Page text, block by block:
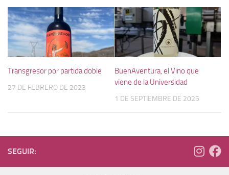
Transgresor por partida doble
27 DE FEBRERO DE 2023
BuenAventura, el Vino que
viene de la Universidad
1 DE SEPTIEMBRE DE 2025
SEGUIR: